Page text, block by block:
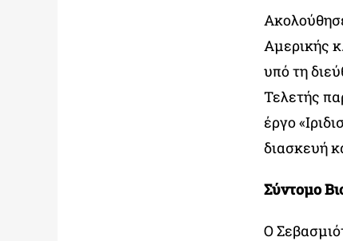
Αμερικής
υπό τη
Τελετής
έργο
διασκευή
Σύντομο
Ο